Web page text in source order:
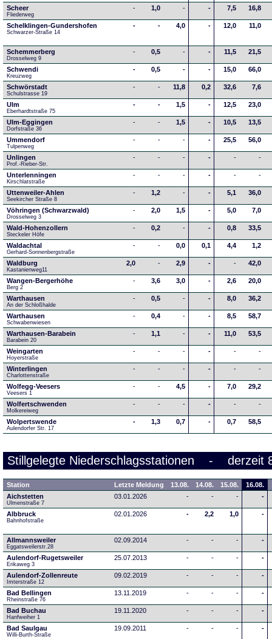
Scheer
Fliederweg
- 1,0 - - 7,5 16,8
Schelklingen-Gundershofen
Schwarzer-Straße 14
- - 4,0 - 12,0 11,0
Schemmerberg
Drosselweg 9
- 0,5 - - 11,5 21,5
Schwendi
Kreuzweg
- 0,5 - - 15,0 66,0
Schwörstadt
Schulstrasse 19
- - 11,8 0,2 32,6 7,6
Ulm
Eberhardtstraße 75
- - 1,5 - 12,5 23,0
Ulm-Eggingen
Dorfstraße 36
- - 1,5 - 10,5 13,5
Ummendorf
Tulpenweg
- - - - 25,5 56,0
Unlingen
Prof.-Rieber-Str.
- - - - - -
Unterlenningen
Kirschlatstraße
- - - - - -
Uttenweiler-Ahlen
Seekircher Straße 8
- 1,2 - - 5,1 36,0
Vöhringen (Schwarzwald)
Drosselweg 3
- 2,0 1,5 - 5,0 7,0
Wald-Hohenzollern
Steckeler Höfe
- 0,2 - - 0,8 33,5
Waldachtal
Gerhard-Sonnenbergstraße
- - 0,0 0,1 4,4 1,2
Waldburg
Kastanienweg11
2,0 - 2,9 - - 42,0
Wangen-Bergerhöhe
Berg 2
- 3,6 3,0 - 2,6 20,0
Warthausen
An der Schloßhalde
- 0,5 - - 8,0 36,2
Warthausen
Schwabenwiesen
- 0,4 - - 8,5 58,7
Warthausen-Barabein
Barabein 20
- 1,1 - - 11,0 53,5
Weingarten
Hoyerstraße
- - - - - -
Winterlingen
Charlottenstraße
- - - - - -
Wolfegg-Veesers
Veesers 1
- - 4,5 - 7,0 29,2
Wolfertschwenden
Molkereiweg
- - - - - -
Wolpertswende
Aulendorfer Str. 17
- 1,3 0,7 - 0,7 58,5
Stillgelegte Niederschlagsstationen - derzeit
Station Letzte Meldung 13.08. 14.08. 15.08. 16.08.
Aichstetten
Ulmenstraße 7
03.01.2026 - - - -
Albbruck
Bahnhofstraße
02.01.2026 - 2,2 1,0 -
Allmannsweiler
Eggatsweilerstr.28
02.09.2014 - - - -
Aulendorf-Rugetsweiler
Erikaweg 3
25.07.2013 - - - -
Aulendorf-Zollenreute
Imterstraße 12
09.02.2019 - - - -
Bad Bellingen
Rheinstraße 76
13.11.2019 - - - -
Bad Buchau
Hanfweiher 1
19.11.2020 - - - -
Bad Saulgau
Willi-Burth-Straße
19.09.2011 - - - -